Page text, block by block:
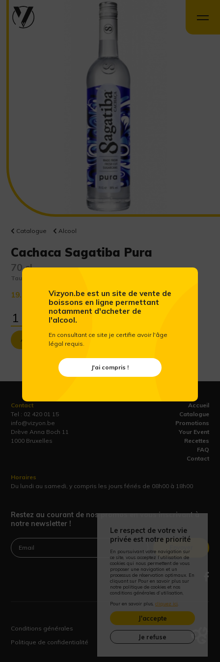
Catalogue Alcool
Cachaca Sagatiba Pura
70 cl
Taux d'alcool :
19.93 € (Prix public conseillé htva)
Ajouter au panier
Accueil
Catalogue
Promotions
Your Event
Recettes
FAQ
Contact
Contact
Tel : 02 420 01 15
info@vizyon.be
Drève Anna Boch 11
1000 Bruxelles
Horaires
Du lundi au samedi, y compris les jours fériés de 08h00 à 18h00
Restez au courant de nos promos en vous inscrivant à
notre newsletter !
Conditions générales
Politique de confidentialité
Le respect de votre vie
privée est notre priorité
En poursuivant votre navigation sur
ce site, vous acceptez l’utilisation de
cookies qui nous permettent de vous
proposer une navigation et un
processus de réservation optimaux. En
cliquant sur Pour en savoir plus sur
notre politique de cookies et nos
conditions générales d’utilisation,
Pour en savoir plus, cliquez ici
J'accepte
Je refuse
Vizyon.be est un site de vente de
boissons en ligne permettant
notamment d'acheter de
l'alcool.
En consultant ce site je certifie avoir l'âge
légal requis.
J'ai compris !